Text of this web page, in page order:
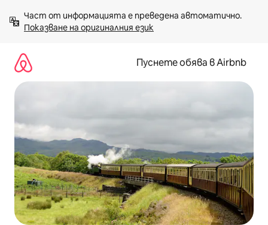
към
съдържанието
Показване на оригиналния език
Пуснете обява в Airbnb